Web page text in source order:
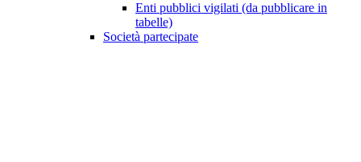
Enti pubblici vigilati (da pubblicare in
tabelle)
Società partecipate